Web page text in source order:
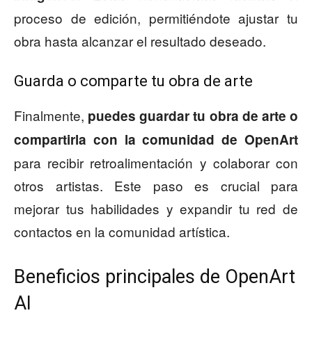
proceso de edición, permitiéndote ajustar tu
obra hasta alcanzar el resultado deseado.
Guarda o comparte tu obra de arte
Finalmente, puedes guardar tu obra de arte o
compartirla con la comunidad de OpenArt
para recibir retroalimentación y colaborar con
otros artistas. Este paso es crucial para
mejorar tus habilidades y expandir tu red de
contactos en la comunidad artística.
Beneficios principales de OpenArt
AI